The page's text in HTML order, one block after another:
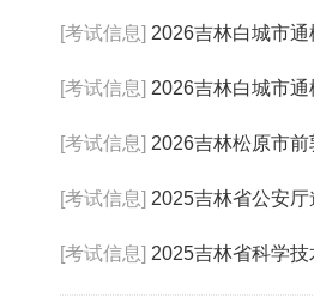
[考试信息] 2026吉林白城市通榆
[考试信息] 2026吉林白城市通
[考试信息] 2026吉林松原市
[考试信息] 2025吉林省公安
[考试信息] 2025吉林省科学